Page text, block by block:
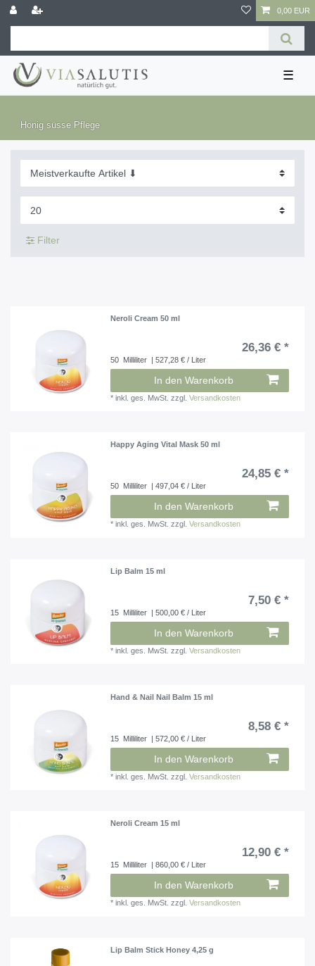
0,00 EUR
☰
Honig süsse Pflege
Filter
Neroli Cream 50 ml
26,36 € *
50 Milliliter | 527,28 € / Liter
In den Warenkorb
*inkl. ges. MwSt. zzgl.Versandkosten
Happy Aging Vital Mask 50 ml
24,85 € *
50 Milliliter | 497,04 € / Liter
In den Warenkorb
*inkl. ges. MwSt. zzgl.Versandkosten
Lip Balm 15 ml
7,50 € *
15 Milliliter | 500,00 € / Liter
In den Warenkorb
*inkl. ges. MwSt. zzgl.Versandkosten
Hand & Nail Nail Balm 15 ml
8,58 € *
15 Milliliter | 572,00 € / Liter
In den Warenkorb
*inkl. ges. MwSt. zzgl.Versandkosten
Neroli Cream 15 ml
12,90 € *
15 Milliliter | 860,00 € / Liter
In den Warenkorb
*inkl. ges. MwSt. zzgl.Versandkosten
Lip Balm Stick Honey 4,25 g